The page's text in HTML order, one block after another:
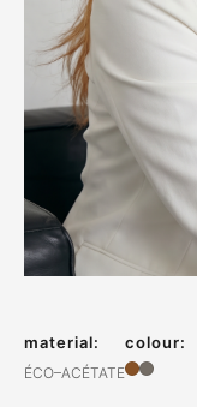
material:
ÉCO–ACÉTATE
colour: